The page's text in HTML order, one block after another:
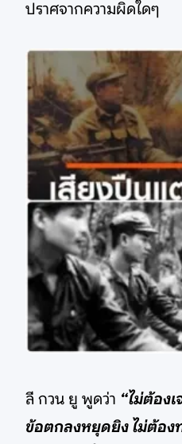
ปราศจากความผิดใดๆ
ลี กวน ยู พูดว่า “ไม่ต้อง
ข้อตกลงหยุดยิง ไม่ต้อง